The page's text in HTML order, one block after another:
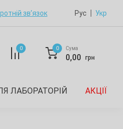
зв’язок Рус Укр
0 0 Сума
0,00 грн
ЛАБОРАТОРІЙ АКЦІЇ